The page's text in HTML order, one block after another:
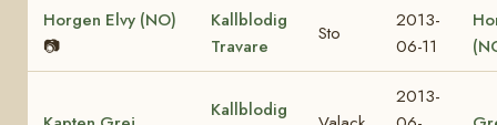
Horgen Elvy (NO)
📷
Kallblodig
Travare
Sto
2013-
06-11
Kallblodig
2013-